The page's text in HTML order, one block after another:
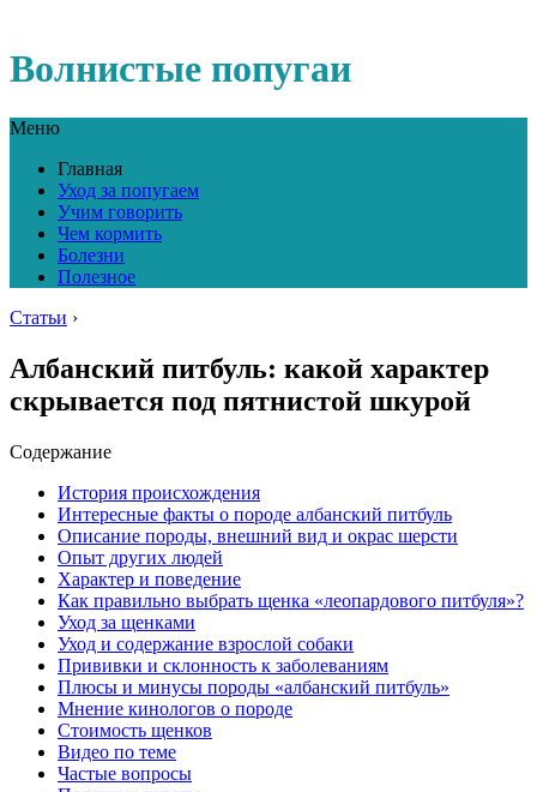
Волнистые попугаи
Меню
Главная
Уход за попугаем
Учим говорить
Чем кормить
Болезни
Полезное
Статьи ›
Албанский питбуль: какой характер
скрывается под пятнистой шкурой
Содержание
История происхождения
Интересные факты о породе албанский питбуль
Описание породы, внешний вид и окрас шерсти
Опыт других людей
Характер и поведение
Как правильно выбрать щенка «леопардового питбуля»?
Уход за щенками
Уход и содержание взрослой собаки
Прививки и склонность к заболеваниям
Плюсы и минусы породы «албанский питбуль»
Мнение кинологов о породе
Стоимость щенков
Видео по теме
Частые вопросы